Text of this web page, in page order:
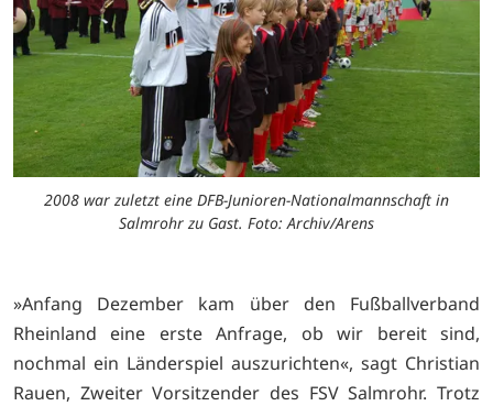
2008 war zuletzt eine DFB-Junioren-Nationalmannschaft in
Salmrohr zu Gast. Foto: Archiv/Arens
»Anfang Dezember kam über den Fußballverband
Rheinland eine erste Anfrage, ob wir bereit sind,
nochmal ein Länderspiel auszurichten«, sagt Christian
Rauen, Zweiter Vorsitzender des FSV Salmrohr. Trotz